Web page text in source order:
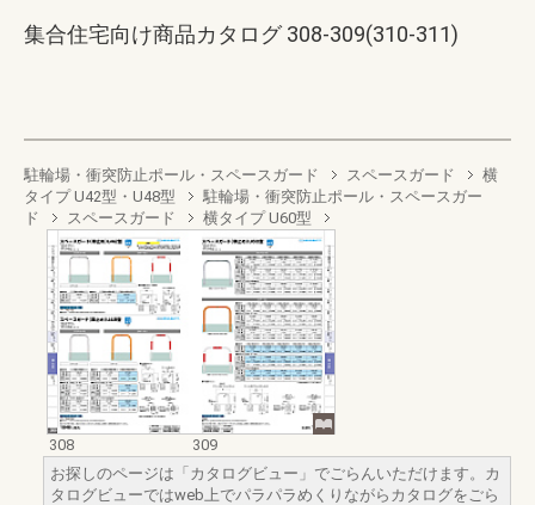
集合住宅向け商品カタログ 308-309(310-311)
駐輪場・衝突防止ポール・スペースガード スペースガード
横
タイプ U42型・U48型
駐輪場・衝突防止ポール・スペースガー
ド
スペースガード 横タイプ U60型
308
309
お探しのページは「カタログビュー」でごらんいただけます。カ
タログビューではweb上でパラパラめくりながらカタログをごら